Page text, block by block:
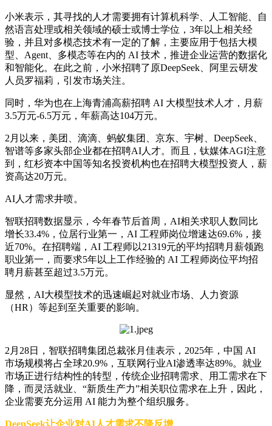
小米表示，其寻找的人才需要拥有计算机科学、人工智能、自
然语言处理或相关领域的硕士或博士学位，3年以上相关经
验，并且对多模态技术有一定的了解，主要应用于包括大模
型、Agent、多模态等在内的 AI 技术，推进企业运营的数据化
和智能化。在此之前，小米招聘了原DeepSeek、阿里云研发
人员罗福莉，引发市场关注。
同时，华为也在上海青浦高薪招聘 AI 大模型技术人才，月薪
3.5万元-6.5万元，年薪高达104万元。
2月以来，美团、滴滴、蚂蚁集团、京东、宇树、DeepSeek、
智谱等多家头部企业都在招聘AI人才。而且，钛媒体AGI注意
到，红杉资本中国等知名投资机构也在招聘大模型投资人，薪
资高达20万元。
AI人才需求井喷。
智联招聘数据显示，今年春节后首周，AI相关求职人数同比
增长33.4%，位居行业第一，AI 工程师岗位增速达69.6%，接
近70%。在招聘端，AI 工程师以21319元的平均招聘月薪领跑
职业第一，而要求5年以上工作经验的 AI 工程师岗位平均招
聘月薪甚至超过3.5万元。
显然，AI大模型技术的迅速崛起对就业市场、人力资源
（HR）等起到至关重要的影响。
2月28日，智联招聘集团总裁张月佳表示，2025年，中国 AI
市场规模将占全球20.9%，互联网行业AI渗透率达89%。就业
市场正进行结构性的转型，传统企业招聘需求、用工需求在下
降，而灵活就业、“新质生产力”相关职位需求在上升，因此，
企业需要充分运用 AI 能力为整个组织服务。
DeepSeek让企业对AI人才需求不降反增